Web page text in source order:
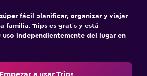
súper fácil planificar, organizar y viajar
familia. Trips es gratis y está
uso independientemente del lugar en
Empezar a usar Trips